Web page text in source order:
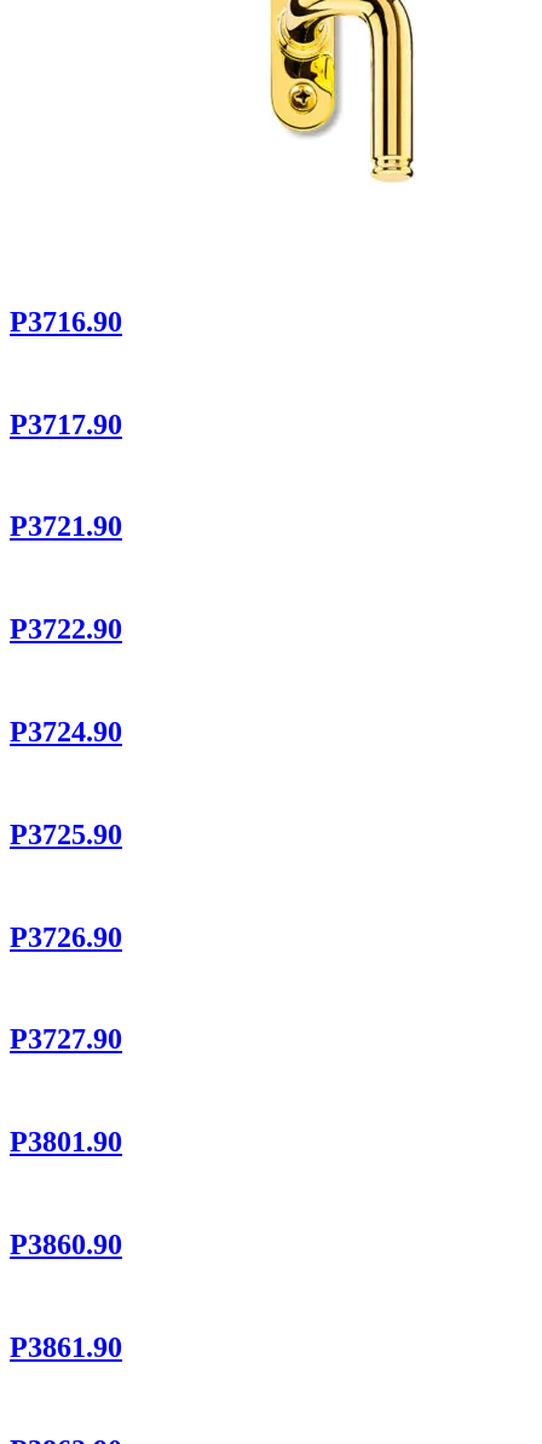
P3716.90
P3717.90
P3721.90
P3722.90
P3724.90
P3725.90
P3726.90
P3727.90
P3801.90
P3860.90
P3861.90